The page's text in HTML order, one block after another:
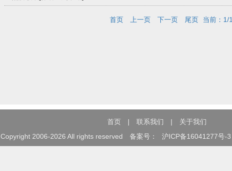
首页 上一页 下一页 尾页 当前：1/1
首页 | 联系我们 |
关于我们
Copyright 2006-2026 All rights reserved 备案号： 沪ICP备16041277号-3